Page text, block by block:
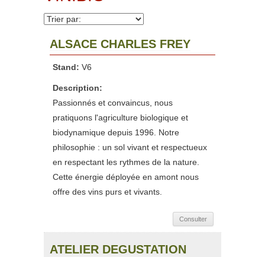
ALSACE CHARLES FREY
Stand: V6
Description:
Passionnés et convaincus, nous
pratiquons l'agriculture biologique et
biodynamique depuis 1996. Notre
philosophie : un sol vivant et respectueux
en respectant les rythmes de la nature.
Cette énergie déployée en amont nous
offre des vins purs et vivants.
Consulter
ATELIER DEGUSTATION